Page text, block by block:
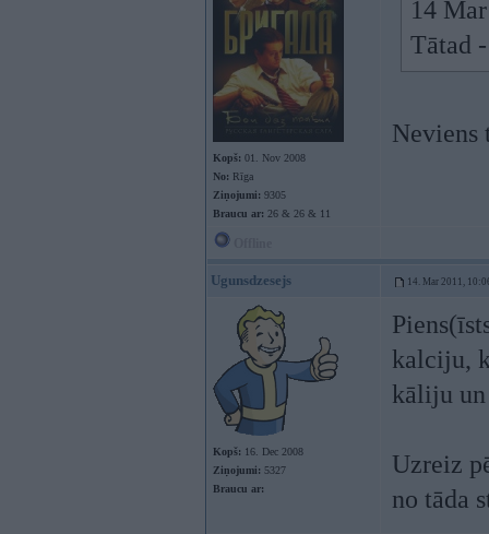
Kopš: 01. Nov 2008
No: Rīga
Ziņojumi: 9305
Braucu ar: 26 & 26 & 11
14
Tātad
Neviens
Ugunsdzesejs 14. Mar 2011,
Kopš: 16. Dec 2008
Ziņojumi: 5327
Braucu ar:
kalciju,
kāliju
Uzreiz
no tāda